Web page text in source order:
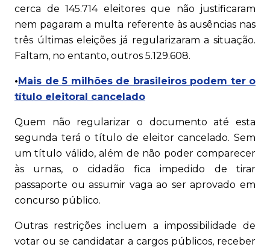
cerca de 145.714 eleitores que não justificaram
nem pagaram a multa referente às ausências nas
três últimas eleições já regularizaram a situação.
Faltam, no entanto, outros 5.129.608.
• Mais de 5 milhões de brasileiros podem ter o
título eleitoral cancelado
Quem não regularizar o documento até esta
segunda terá o título de eleitor cancelado. Sem
um título válido, além de não poder comparecer
às urnas, o cidadão fica impedido de tirar
passaporte ou assumir vaga ao ser aprovado em
concurso público.
Outras restrições incluem a impossibilidade de
votar ou se candidatar a cargos públicos, receber